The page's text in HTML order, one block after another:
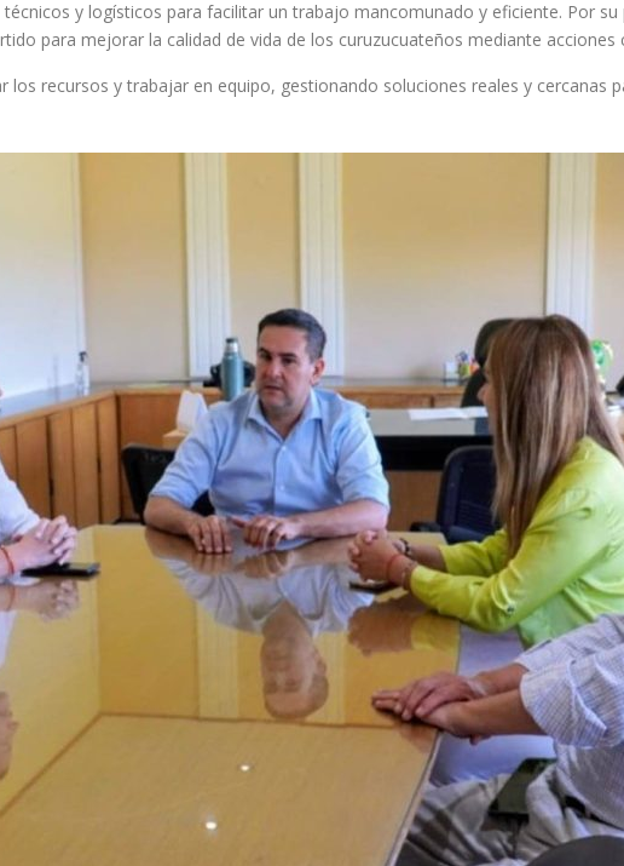
y logísticos para facilitar un trabajo mancomunado y eficiente. Por su
para mejorar la calidad de vida de los curuzucuateños mediante acciones
recursos y trabajar en equipo, gestionando soluciones reales y cercanas